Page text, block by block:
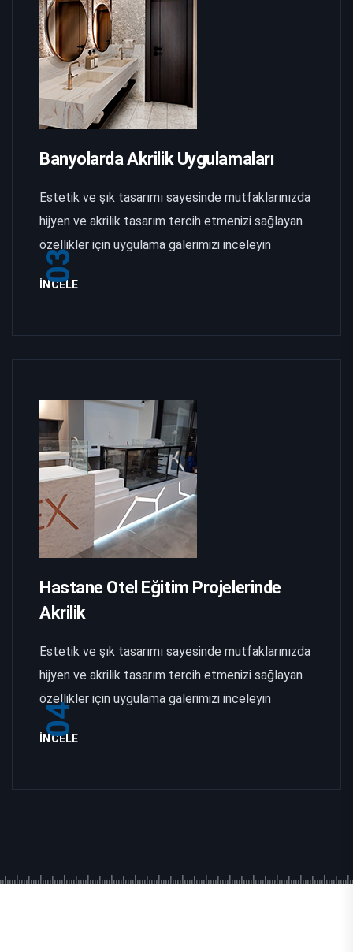
03
Banyolarda Akrilik Uygulamaları
Estetik ve şık tasarımı sayesinde mutfaklarınızda
hijyen ve akrilik tasarım tercih etmenizi sağlayan
özellikler için uygulama galerimizi inceleyin
İNCELE
04
Hastane Otel Eğitim Projelerinde
Akrilik
Estetik ve şık tasarımı sayesinde mutfaklarınızda
hijyen ve akrilik tasarım tercih etmenizi sağlayan
özellikler için uygulama galerimizi inceleyin
İNCELE